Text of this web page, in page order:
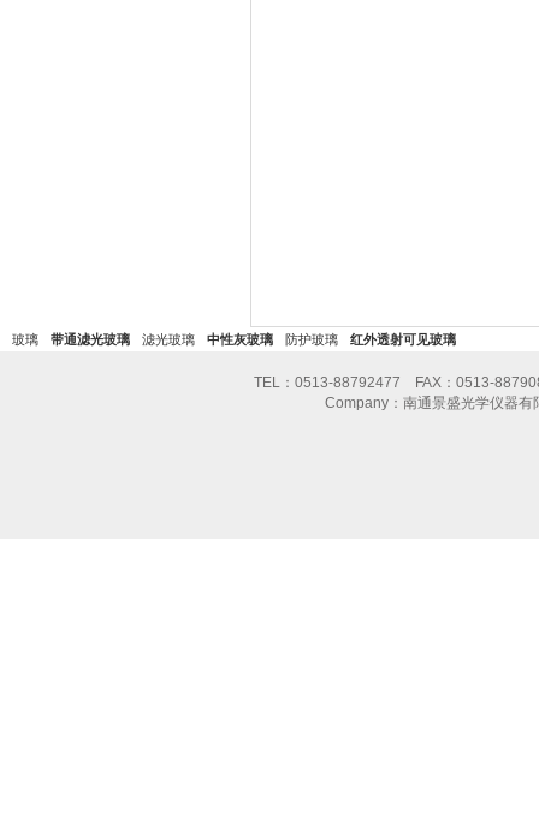
玻璃 带通滤光玻璃 滤光玻璃 中性灰玻璃 防护玻璃 红外透射可见玻璃
TEL：0513-88792477 FAX：0513-
Company：南通景盛光学仪器